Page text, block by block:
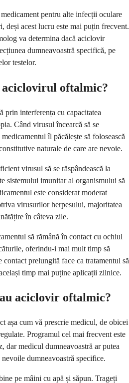
pentru alte infecții oculare
deși acest lucru este mai puțin frecvent.
va determina dacă aciclovir
dumneavoastră specifică, pe
testelor.
aciclovirul oftalmic?
interferența cu capacitatea
Când virusul încearcă să se
îl păcălește să folosească
naturale de care are nevoie.
virusul să se răspândească la
sistemului imunitar al organismului să
este considerat moderat
virusurilor herpesului, majoritatea
în câteva zile.
să rămână în contact cu ochiul
oferindu-i mai mult timp să
contact prelungită face ca tratamentul să
timp mai puține aplicații zilnice.
aciclovir oftalmic?
așa cum vă prescrie medicul, de obicei
Programul cel mai frecvent este
dar medicul dumneavoastră ar putea
dumneavoastră specifice.
pe mâini cu apă și săpun. Trageți